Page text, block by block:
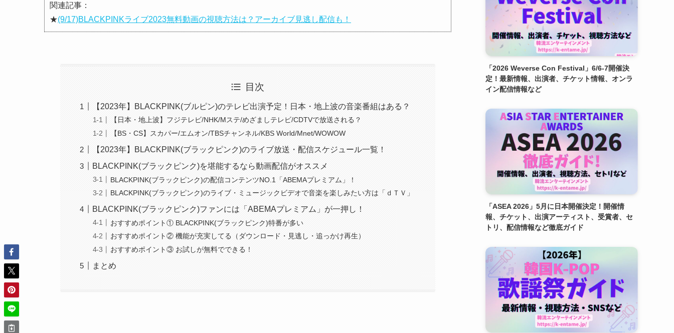
関連記事：
★(9/17)BLACKPINKライブ2023無料動画の視聴方法は？アーカイブ見逃し配信も！
目次
【2023年】BLACKPINK(ブルピン)のテレビ出演予定！日本・地上波の音楽番組はある？
【日本・地上波】フジテレビ/NHK/Mステ/めざましテレビ/CDTVで放送される？
【BS・CS】スカパー/エムオン/TBSチャンネル/KBS World/Mnet/WOWOW
【2023年】BLACKPINK(ブラックピンク)のライブ放送・配信スケジュール一覧！
BLACKPINK(ブラックピンク)を堪能するなら動画配信がオススメ
BLACKPINK(ブラックピンク)の配信コンテンツNO.1「ABEMAプレミアム」！
BLACKPINK(ブラックピンク)のライブ・ミュージックビデオで音楽を楽しみたい方は「ｄＴＶ」
BLACKPINK(ブラックピンク)ファンには「ABEMAプレミアム」が一押し！
おすすめポイント① BLACKPINK(ブラックピンク)特番が多い
おすすめポイント② 機能が充実してる（ダウンロード・見逃し・追っかけ再生）
おすすめポイント③ お試しが無料でできる！
まとめ
「2026 Weverse Con Festival」6/6-7開催決
定！最新情報、出演者、チケット情報、オンラ
イン配信情報など
「ASEA 2026」5月に日本開催決定！開催情
報、チケット、出演アーティスト、受賞者、セ
トリ、配信情報など徹底ガイド